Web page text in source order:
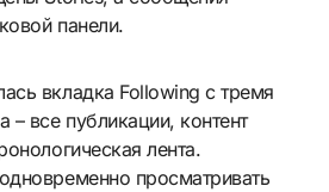
панели.
вкладка Following с тремя
все публикации, контент
лента.
просматривать